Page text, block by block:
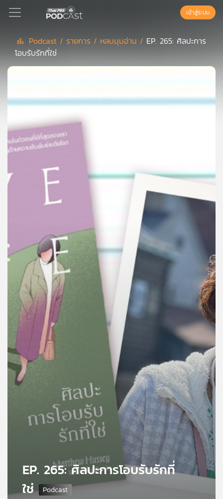
Podcast
ย์
สต์
แนะนำ
เพล
ย์
เพลง
บทความ
ข่าว
และ
กิจกรรม
เข้าสู่ระบบ
Podcast / รายการ / หลบมุมอ่าน / EP. 265: ศิลปะการ
โอบรับรักที่ใช่
EP. 265: ศิลปะการโอบรับรักที่
ใช่